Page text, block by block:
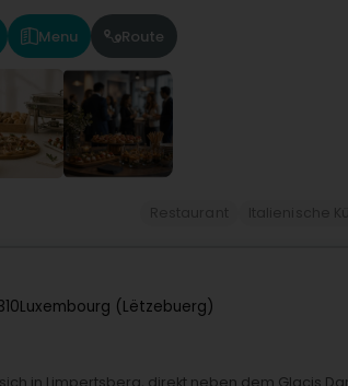
Menu Route
Luxembourg (Lëtzebuerg)
in Limpertsberg, direkt neben dem